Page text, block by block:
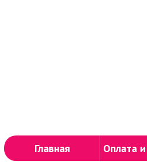
Главная Оплата